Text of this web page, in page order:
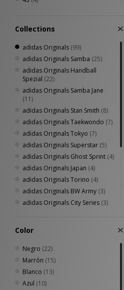
45(4)
46(4)
46.5(3)
47(3)
Collections
adidas Originals (99)
adidas Originals Samba (25)
adidas Originals Handball
Spezial (22)
adidas Originals Samba Jane
(11)
adidas Originals Stan Smith (8)
adidas Originals Taekwondo (7)
adidas Originals Tokyo (7)
adidas Originals Superstar (5)
adidas Originals Ghost Sprint (4)
adidas Originals Japan (4)
adidas Originals Torino (4)
adidas Originals BW Army (3)
adidas Originals City Series (3)
adidas F50
adidas Originals Dublin
adidas Originals Glasgow
adidas Originals Jabbar
adidas Originals London OG
Color
Negro (22)
Marrón (15)
Blanco (13)
Azul (10)